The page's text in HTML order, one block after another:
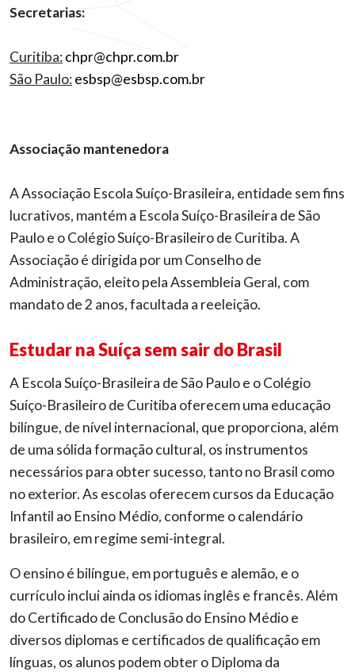
Secretarias:
Curitiba:chpr@chpr.com.br
São Paulo:esbsp@esbsp.com.br
Associação mantenedora
A Associação Escola Suíço-Brasileira, entidade sem fins
lucrativos, mantém a Escola Suíço-Brasileira de São
Paulo e o Colégio Suíço-Brasileiro de Curitiba. A
Associação é dirigida por um Conselho de
Administração, eleito pela Assembleia Geral, com
mandato de 2 anos, facultada a reeleição.
Estudar na Suíça sem sair do Brasil
A Escola Suíço-Brasileira de São Paulo e o Colégio
Suíço-Brasileiro de Curitiba oferecem uma educação
bilíngue, de nível internacional, que proporciona, além
de uma sólida formação cultural, os instrumentos
necessários para obter sucesso, tanto no Brasil como
no exterior. As escolas oferecem cursos da Educação
Infantil ao Ensino Médio, conforme o calendário
brasileiro, em regime semi-integral.
O ensino é bilíngue, em português e alemão, e o
currículo inclui ainda os idiomas inglês e francês. Além
do Certificado de Conclusão do Ensino Médio e
diversos diplomas e certificados de qualificação em
línguas, os alunos podem obter o Diploma da